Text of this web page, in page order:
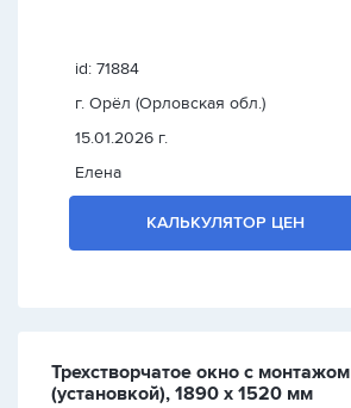
id: 71884
г. Орёл (Орловская обл.)
15.01.2026 г.
Елена
КАЛЬКУЛЯТОР ЦЕН
Трехстворчатое окно с монтажом
(установкой), 1890 х 1520 мм